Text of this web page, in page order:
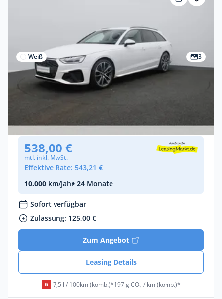
Weiß 3
Gewerbe & Privat
Audi S4 Avant 3.0 TDI quattro
Gebraucht(69.347 km)• EZ: 03/2023
538,00 €
mtl. inkl. MwSt.
Effektive Rate: 543,21 €
10.000 km/Jahr• 24 Monate
Sofort verfügbar
Zulassung: 125,00 €
Zum Angebot
Leasing Details
G 7,5 l / 100km (komb.)*197 g CO₂ / km (komb.)*